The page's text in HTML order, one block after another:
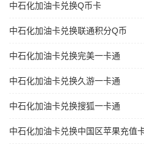
中石化加油卡兑换Q币卡
中石化加油卡兑换联通积分Q币
中石化加油卡兑换完美一卡通
中石化加油卡兑换久游一卡通
中石化加油卡兑换搜狐一卡通
中石化加油卡兑换中国区苹果充值